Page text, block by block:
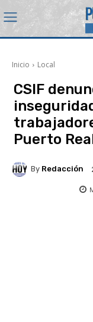
Inicio Local
CSIF
Puerto
By Redacción